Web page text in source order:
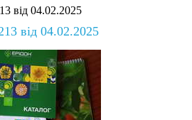
від 04.02.2025